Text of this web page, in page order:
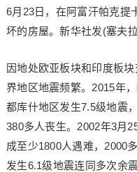
6月23日，在阿富汗帕克提
坏的房屋。新华社发(塞夫
因地处欧亚板块和印度板
界地区地震频繁。2015年
都库什地区发生7.5级地震
380多人丧生。2002年3月
成至少1800人遇难，2000
发生6.1级地震连同多次余